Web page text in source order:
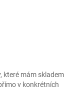
které mám skladem
v konkrétních